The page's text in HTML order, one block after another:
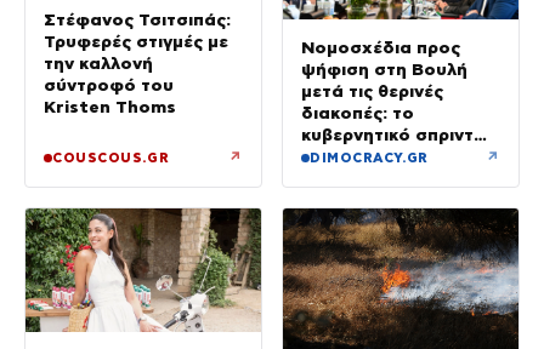
Στέφανος Τσιτσιπάς:
Τρυφερές στιγμές με
την καλλονή
σύντροφό του
Kristen Thoms
COUSCOUS.GR ↗
Νομοσχέδια προς
ψήφιση στη Βουλή
μετά τις θερινές
διακοπές: το
κυβερνητικό σπριντ
μετά τον
DIMOCRACY.GR ↗